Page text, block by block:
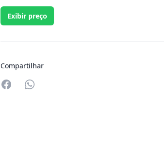
Exibir preço
Compartilhar
Compartilhar no Whatsapp